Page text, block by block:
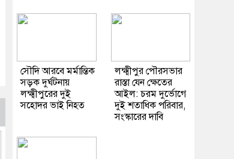
সৌদি আরবে মর্মান্তিক
সড়ক দুর্ঘটনায়
লক্ষ্মীপুরের দুই
সহোদর ভাই নিহত
লক্ষ্মীপুর পৌরসভার
রাস্তা যেন ক্ষেতের
আইল: চরম দুর্ভোগে
দুই শতাধিক পরিবার,
সংস্কারের দাবি